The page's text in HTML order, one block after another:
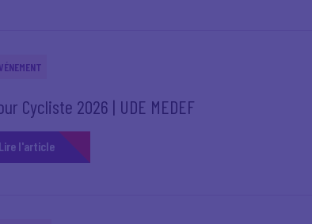
Cycliste 2026 | UDE MEDEF
Lire l'article